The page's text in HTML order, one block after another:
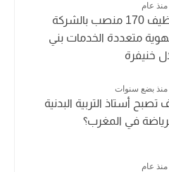
منذ عام
توظيف 170 منصب بالشركة
متعددة الخدمات بني
خنيفرة
منذ بضع سنوات
تصبح أستاذ التربية البدنية
في المغرب؟
منذ عام